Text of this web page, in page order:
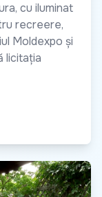
cu iluminat
recreere,
Moldexpo și
licitația